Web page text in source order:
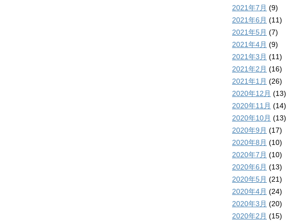
2021年7月 (9)
2021年6月 (11)
2021年5月 (7)
2021年4月 (9)
2021年3月 (11)
2021年2月 (16)
2021年1月 (26)
2020年12月 (13)
2020年11月 (14)
2020年10月 (13)
2020年9月 (17)
2020年8月 (10)
2020年7月 (10)
2020年6月 (13)
2020年5月 (21)
2020年4月 (24)
2020年3月 (20)
2020年2月 (15)